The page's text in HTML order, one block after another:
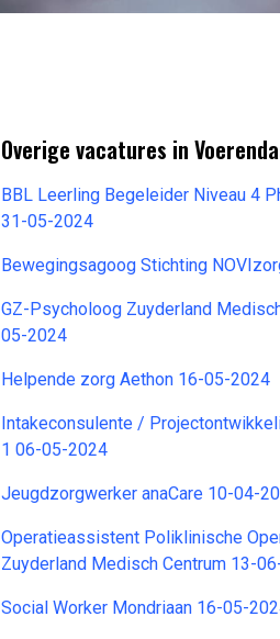
Overige vacatures in
BBL Leerling Begeleider Niveau 4
31-05-2024
Bewegingsagoog Stichting
GZ-Psycholoog Zuyderland
05-2024
Helpende zorg Aethon 16-05-2024
Intakeconsulente /
1 06-05-2024
Jeugdzorgwerker anaCare 10-04-
Operatieassistent Poliklinische
Zuyderland Medisch Centrum 13-
Social Worker Mondriaan 16-05-